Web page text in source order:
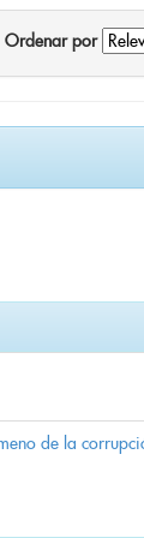
Ordenar por
de la